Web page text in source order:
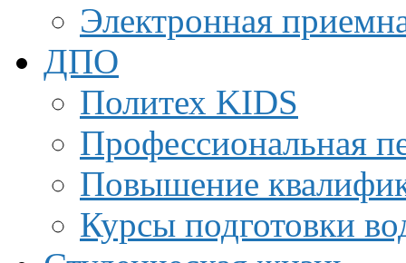
Электронная
ДПО
Политех KIDS
Профессиональная
Повышение
Курсы подготовки